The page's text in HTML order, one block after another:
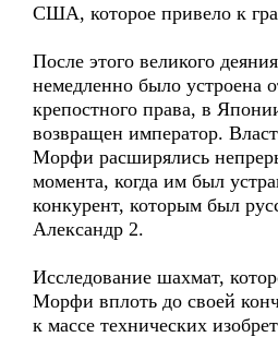
США, которое привело к
После этого великого
немедленно было устроена
крепостного права, в
возвращен император.
Морфи расширялись
момента, когда им был
конкурент, которым был
Александр 2.
Исследование шахмат,
Морфи вплоть до своей
к массе технических